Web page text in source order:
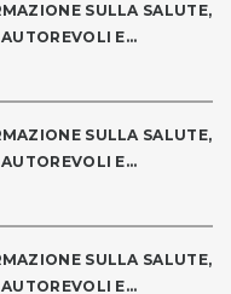
SULLA SALUTE,
E...
SULLA SALUTE,
E...
SULLA SALUTE,
E...